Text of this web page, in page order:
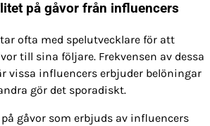
på gåvor från influencers
ofta med spelutvecklare för att
till sina följare. Frekvensen av dessa
vissa influencers erbjuder belöningar
gör det sporadiskt.
gåvor som erbjuds av influencers